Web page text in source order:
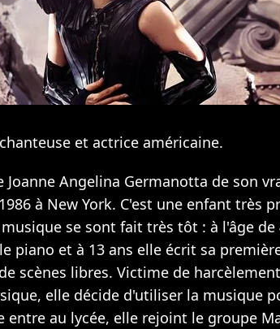
et actrice américaine.
Joanne Angelina Germanotta de son
à New York. C'est une enfant très
se sont fait très tôt : à l'âge de
piano et à 13 ans elle écrit sa
scènes libres. Victime de
elle décide d'utiliser la musique
entre au lycée, elle rejoint le groupe